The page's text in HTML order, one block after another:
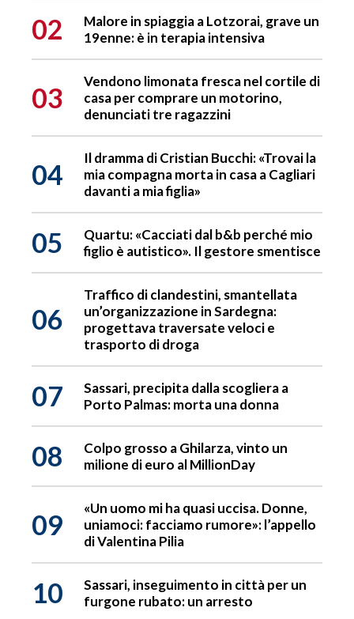
02
Malore in spiaggia a Lotzorai, grave un
19enne: è in terapia intensiva
03
Vendono limonata fresca nel cortile di
casa per comprare un motorino,
denunciati tre ragazzini
04
Il dramma di Cristian Bucchi: «Trovai la
mia compagna morta in casa a Cagliari
davanti a mia figlia»
05
Quartu: «Cacciati dal b&b perché mio
figlio è autistico». Il gestore smentisce
06
Traffico di clandestini, smantellata
un’organizzazione in Sardegna:
progettava traversate veloci e
trasporto di droga
07
Sassari, precipita dalla scogliera a
Porto Palmas: morta una donna
08
Colpo grosso a Ghilarza, vinto un
milione di euro al MillionDay
09
«Un uomo mi ha quasi uccisa. Donne,
uniamoci: facciamo rumore»: l’appello
di Valentina Pilia
10
Sassari, inseguimento in città per un
furgone rubato: un arresto